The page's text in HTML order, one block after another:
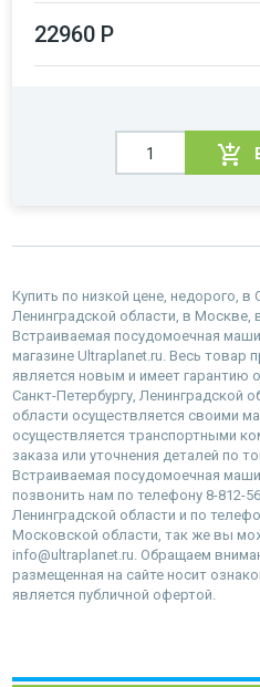
22960 Р
Купить по низкой цене, недорого, в
Ленинградской области, в Москве,
Встраиваемая посудомоечная
магазине Ultraplanet.ru. Весь товар
является новым и имеет гарантию
Санкт-Петербургу, Ленинградской
области осуществляется своими
осуществляется транспортными
заказа или уточнения деталей по
Встраиваемая посудомоечная
позвонить нам по телефону 8-812-
Ленинградской области и по
Московской области, так же вы
info@ultraplanet.ru. Обращаем
размещенная на сайте носит
является публичной офертой.